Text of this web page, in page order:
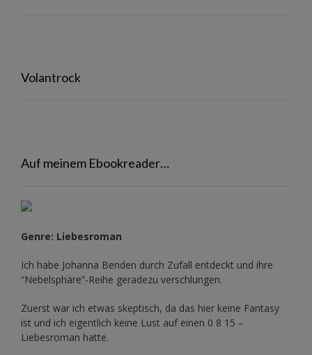
Volantrock
Auf meinem Ebookreader…
Genre: Liebesroman
Ich habe Johanna Benden durch Zufall entdeckt und ihre
“Nebelsphäre”-Reihe geradezu verschlungen.
Zuerst war ich etwas skeptisch, da das hier keine Fantasy
ist und ich eigentlich keine Lust auf einen 0 8 15 –
Liebesroman hatte.